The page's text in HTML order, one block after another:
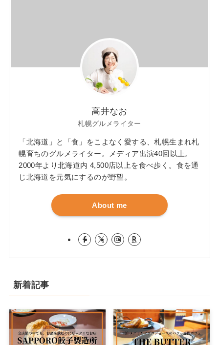
高井なお
札幌グルメライター
「北海道」と「食」をこよなく愛する、札幌生まれ札
幌育ちのグルメライター。メディア出演40回以上。
2000年より北海道内 4,500店以上を食べ歩く。食を通
じ北海道を元気にするのが野望。
About me
新着記事